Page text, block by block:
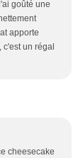
goûté une
apporte
un régal
cheesecake